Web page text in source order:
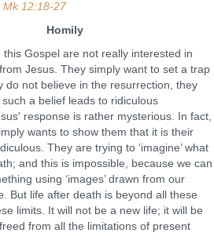
12:18-27
Homily
Gospel are not really interested in
Jesus. They simply want to set a trap
do not believe in the resurrection, they
a belief leads to ridiculous
response is rather mysterious. In fact,
wants to show them that it is their
They are trying to ‘imagine’ what
and this is impossible, because we can
using ‘images’ drawn from our
But life after death is beyond all these
limits. It will not be a new life; it will be
from all the limitations of present